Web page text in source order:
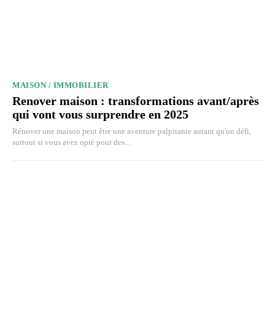
MAISON / IMMOBILIER
Renover maison : transformations avant/après
qui vont vous surprendre en 2025
Rénover une maison peut être une aventure palpitante autant qu'un défi,
surtout si vous avez opté pour des...